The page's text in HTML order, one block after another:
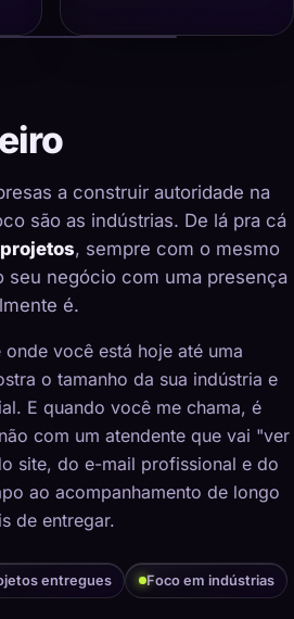
a construir autoridade na
são as indústrias. De lá pra cá
, sempre com o mesmo
seu negócio com uma presença
é.
você está hoje até uma
o tamanho da sua indústria e
E quando você me chama, é
com um atendente que vai "ver
site, do e-mail profissional e do
ao acompanhamento de longo
de entregar.
entregues Foco em indústrias